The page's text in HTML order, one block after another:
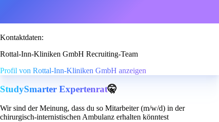
Kontaktdaten:
Rottal-Inn-Kliniken GmbH Recruiting-Team
Profil von Rottal-Inn-Kliniken GmbH anzeigen
StudySmarter Expertenrat🤫
Wir sind der Meinung, dass du so Mitarbeiter (m/w/d) in der
chirurgisch-internistischen Ambulanz erhalten könntest